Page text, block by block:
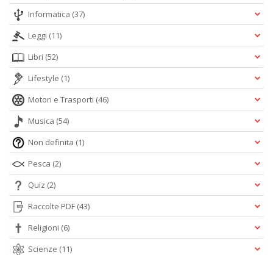
Informatica (37)
Leggi (11)
Libri (52)
Lifestyle (1)
Motori e Trasporti (46)
Musica (54)
Non definita (1)
Pesca (2)
Quiz (2)
Raccolte PDF (43)
Religioni (6)
Scienze (11)